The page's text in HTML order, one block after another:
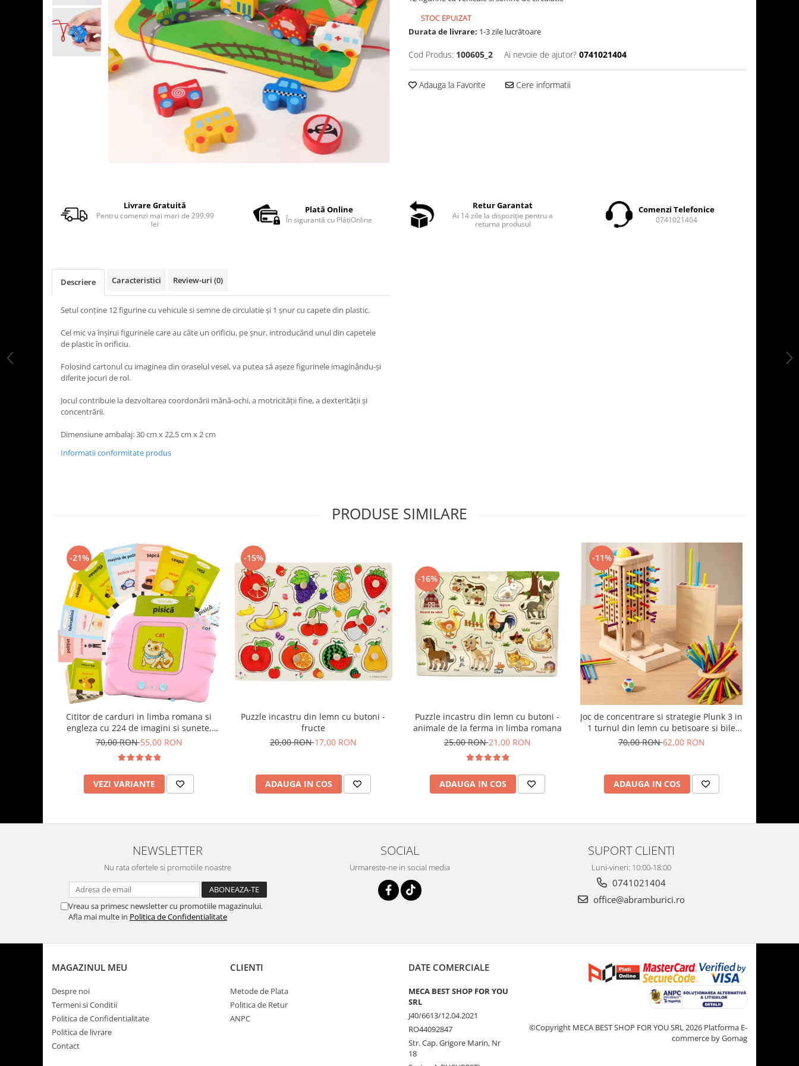
STOC EPUIZAT
Durata de livrare: 1-3 zile lucrătoare
Cod Produs: 100605_2 Ai nevoie de ajutor? 0741021404
Adauga la Favorite Cere informatii
Livrare Gratuită
Pentru comenzi mai mari de 299.99
lei
Plată Online
În sigurantă cu PlățiOnline
Retur Garantat
Ai 14 zile la dispoziție pentru a
returna produsul
Comenzi Telefonice
0741021404
Descriere Caracteristici Review-uri (0)
Setul conţine 12 figurine cu vehicule si semne de circulatie şi 1 şnur cu capete din plastic.
Cel mic va înşirui figurinele care au câte un orificiu, pe şnur, introducând unul din capetele
de plastic în orificiu.
Folosind cartonul cu imaginea din oraselul vesel, va putea să aşeze figurinele imaginându-şi
diferite jocuri de rol.
Jocul contribuie la dezvoltarea coordonării mână-ochi, a motricităţii fine, a dexterităţii şi
concentrării.
Dimensiune ambalaj: 30 cm x 22,5 cm x 2 cm
Informatii conformitate produs
PRODUSE SIMILARE
-21%
Cititor de carduri in limba romana si
engleza cu 224 de imagini si sunete,
incarcare USB
70,00 RON55,00 RON
VEZI VARIANTE
-15%
Puzzle incastru din lemn cu butoni -
fructe
20,00 RON17,00 RON
ADAUGA IN COS
-16%
Puzzle incastru din lemn cu butoni -
animale de la ferma in limba romana
25,00 RON21,00 RON
ADAUGA IN COS
-11%
Joc de concentrare si strategie Plunk 3 in
1 turnul din lemn cu betisoare si bile
colorate
70,00 RON62,00 RON
ADAUGA IN COS
NEWSLETTER
Nu rata ofertele si promotiile noastre
Vreau sa primesc newsletter cu promotiile magazinului.
Afla mai multe in Politica de Confidentialitate
SOCIAL
Urmareste-ne in social media
SUPORT CLIENTI
Luni-vineri: 10:00-18:00
0741021404
office@abramburici.ro
MAGAZINUL MEU
Despre noi
Termeni si Conditii
Politica de Confidentialitate
Politica de livrare
Contact
CLIENTI
Metode de Plata
Politica de Retur
ANPC
DATE COMERCIALE
MECA BEST SHOP FOR YOU
SRL
J40/6613/12.04.2021
RO44092847
Str. Cap. Grigore Marin, Nr
18
©Copyright MECA BEST SHOP FOR YOU SRL 2026 Platforma E-
commerce by Gomag